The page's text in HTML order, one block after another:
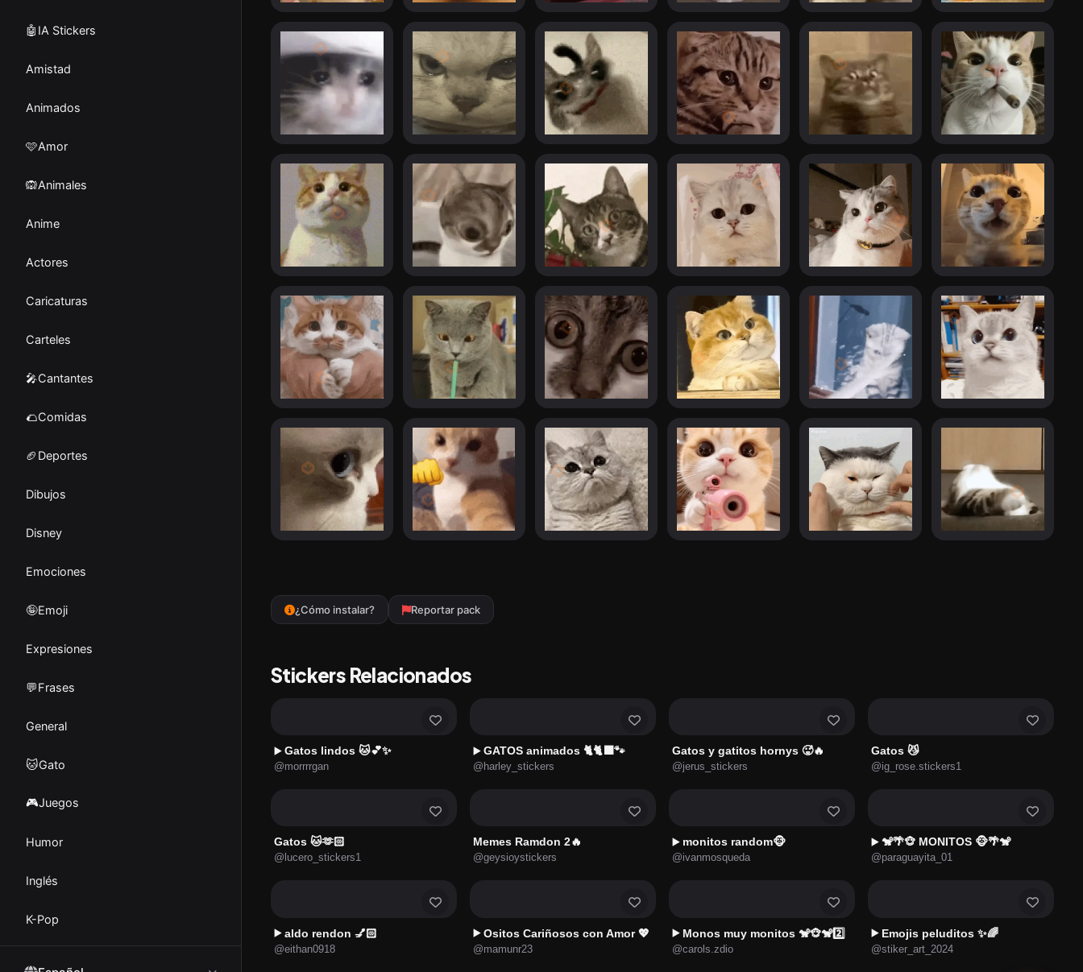
🤖IA Stickers
Amistad
Animados
🩷Amor
🙉Animales
Anime
Actores
Caricaturas
Carteles
🎤Cantantes
🌮Comidas
🏈Deportes
Dibujos
Disney
Emociones
🤪Emoji
Expresiones
💬Frases
General
🐱Gato
🎮Juegos
Humor
Inglés
K-Pop
¿Cómo instalar? Reportar pack
Stickers Relacionados
▶️ Gatos lindos 🐱💕✨
@morrrrgan
▶️ GATOS animados 🐈🐈‍⬛🐾
@harley_stickers
Gatos y gatitos hornys 🥵🔥
@jerus_stickers
Gatos 😼
@ig_rose.stickers1
Gatos 🐱🫶🏻
@lucero_stickers1
Memes Ramdon 2🔥
@geysioystickers
▶️ monitos random🐵
@ivanmosqueda
▶️ 🐒🌴🐵 MONITOS 🐵🌴🐒
@paraguayita_01
▶️ aldo rendon 💅🏻
@eithan0918
▶️ Ositos Cariñosos con Amor 💖
@mamunr23
▶️ Monos muy monitos 🐒🐵🐒2️⃣
@carols.zdio
▶️ Emojis peluditos ✨🌈
@stiker_art_2024